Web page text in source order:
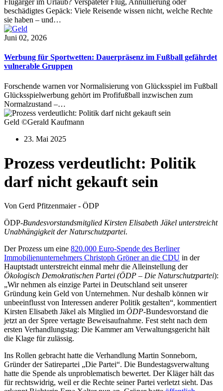
Flugärger im Urlaub? Verspäteter Flug, Annullierung oder
beschädigtes Gepäck: Viele Reisende wissen nicht, welche Rechte
sie haben – und…
Juni 02, 2026
Werbung für Sportwetten: Dauerpräsenz im Fußball gefährdet
vulnerable Gruppen
Forschende warnen vor Normalisierung von Glücksspiel im Fußball
Glücksspielwerbung gehört im Profifußball inzwischen zum
Normalzustand –…
Geld ©Gerald Kaufmann
23. Mai 2025
Prozess verdeutlicht: Politik
darf nicht gekauft sein
Von Gerd Pfitzenmaier - ÖDP
ÖDP-Bundesvorstandsmitglied Kirsten Elisabeth Jäkel unterstreicht
Unabhängigkeit der Naturschutzpartei.
Der Prozess um eine 820.000 Euro-Spende des Berliner
Immobilienunternehmers Christoph Gröner an die CDU in der
Hauptstadt unterstreicht einmal mehr die Alleinstellung der
Ökologisch Demokratischen Partei (ÖDP – Die Naturschutzpartei):
„Wir nehmen als einzige Partei in Deutschland seit unserer
Gründung kein Geld von Unternehmen. Nur deshalb können wir
unbeeinflusst von Interessen anderer Politik gestalten“, kommentiert
Kirsten Elisabeth Jäkel als Mitglied im ÖDP-Bundesvorstand die
jetzt an der Spree vertagte Beweisaufnahme. Fest steht nach dem
ersten Verhandlungstag: Die Kammer am Verwaltungsgericht hält
die Klage für zulässig.
Ins Rollen gebracht hatte die Verhandlung Martin Sonneborn,
Gründer der Satirepartei „Die Partei“. Die Bundestagsverwaltung
hatte die Spende als unproblematisch bewertet. Der Kläger hält das
für rechtswidrig, weil er die Rechte seiner Partei verletzt sieht. Das